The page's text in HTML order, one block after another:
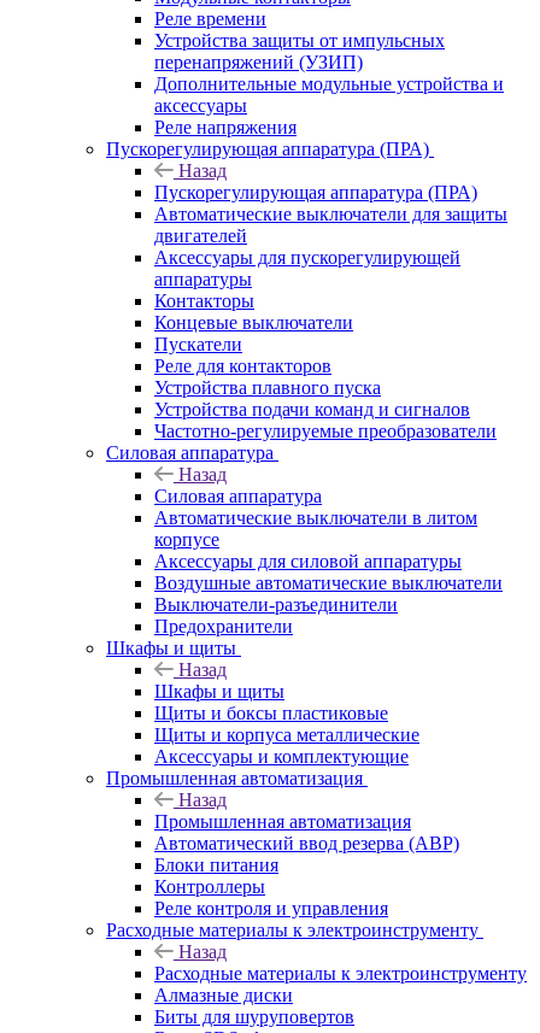
Реле времени
Устройства защиты от импульсных
перенапряжений (УЗИП)
Дополнительные модульные устройства и
аксессуары
Реле напряжения
Пускорегулирующая аппаратура (ПРА)
Назад
Пускорегулирующая аппаратура (ПРА)
Автоматические выключатели для защиты
двигателей
Аксессуары для пускорегулирующей
аппаратуры
Контакторы
Концевые выключатели
Пускатели
Реле для контакторов
Устройства плавного пуска
Устройства подачи команд и сигналов
Частотно-регулируемые преобразователи
Силовая аппаратура
Назад
Силовая аппаратура
Автоматические выключатели в литом
корпусе
Аксессуары для силовой аппаратуры
Воздушные автоматические выключатели
Выключатели-разъединители
Предохранители
Шкафы и щиты
Назад
Шкафы и щиты
Щиты и боксы пластиковые
Щиты и корпуса металлические
Аксессуары и комплектующие
Промышленная автоматизация
Назад
Промышленная автоматизация
Автоматический ввод резерва (АВР)
Блоки питания
Контроллеры
Реле контроля и управления
Расходные материалы к электроинструменту
Назад
Расходные материалы к электроинструменту
Алмазные диски
Биты для шуруповертов